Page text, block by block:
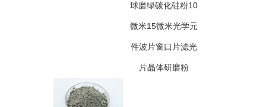
球磨绿碳化硅粉10
微米15微米光学元
件波片窗口片滤光
片晶体研磨粉